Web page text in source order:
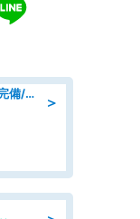
＞
組立・組付け/高収入/日払いOK/寮完備/交替制/20・30・40代活躍中